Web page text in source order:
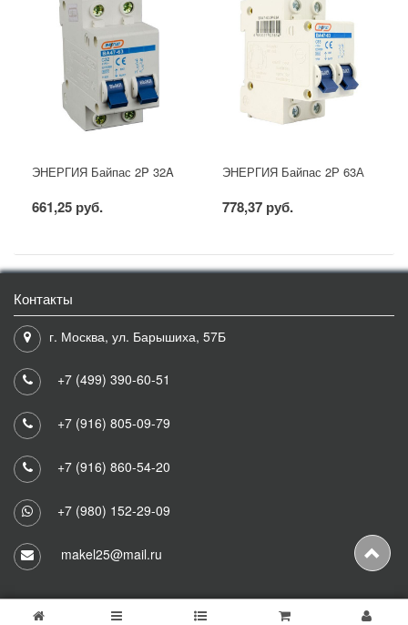
ЭНЕРГИЯ Байпас 2P 32A
661,25 руб.
ЭНЕРГИЯ Байпас 2Р 63А
778,37 руб.
Контакты
г. Москва, ул. Барышиха, 57Б
+7 (499) 390-60-51
+7 (916) 805-09-79
+7 (916) 860-54-20
+7 (980) 152-29-09
makel25@mail.ru